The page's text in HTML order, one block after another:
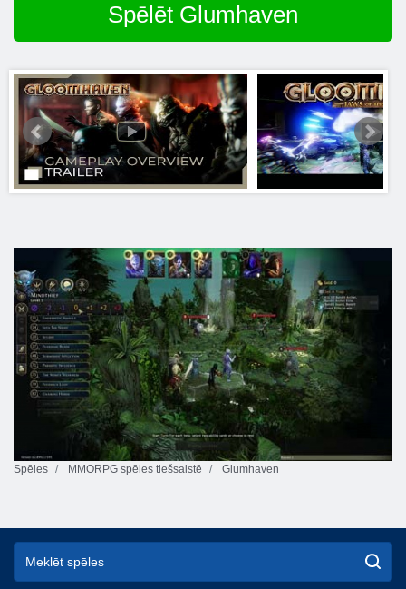
Spēlēt Glumhaven
Spēles MMORPG spēles tiešsaistē Glumhaven